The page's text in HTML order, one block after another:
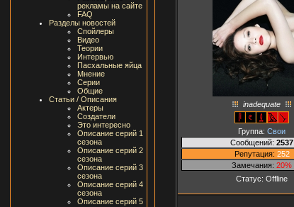
рекламы на сайте
FAQ
Разделы новостей
Спойлеры
Видео
Теории
Интервью
Пасхальные яйца
Мнение
Серии
Общие
Статьи / Описания
Актеры
Создатели
Это интересно
Описание серий 1
сезона
Описание серий 2
сезона
Описание серий 3
сезона
Описание серий 4
сезона
Описание серий 5
inadequate
Группа: Свои
Сообщений: 2537
Репутация: 252
Замечания: 20%
Статус: Offline